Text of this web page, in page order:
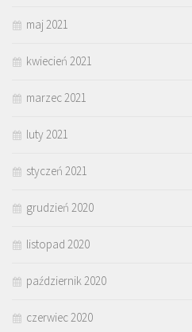
maj 2021
kwiecień 2021
marzec 2021
luty 2021
styczeń 2021
grudzień 2020
listopad 2020
październik 2020
czerwiec 2020